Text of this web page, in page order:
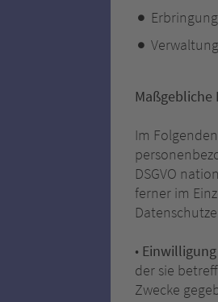
Maßgebliche
Im
DSGVO
ferner im
• Einwilligung
der sie
Zwecke